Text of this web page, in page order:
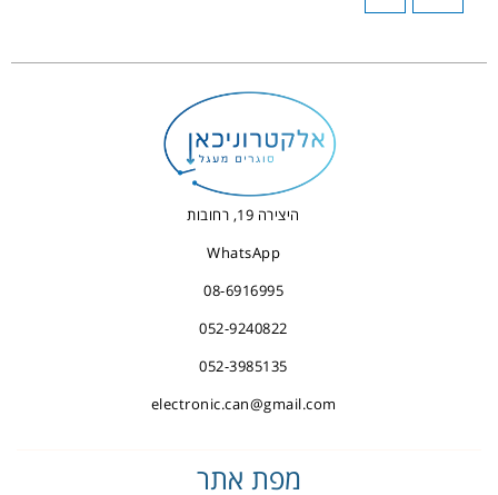
היצירה 19, רחובות
WhatsApp
08-6916995
052-9240822
052-3985135
electronic.can@gmail.com
מפת אתר